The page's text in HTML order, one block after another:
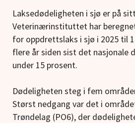
Laksedødeligheten i sjø er på
Veterinærinstituttet har
for oppdrettslaks i sjø i 2025 til
flere år siden sist det nasjonale
under 15 prosent.
Dødeligheten steg i fem
Størst nedgang var det i
Trøndelag (PO6), der